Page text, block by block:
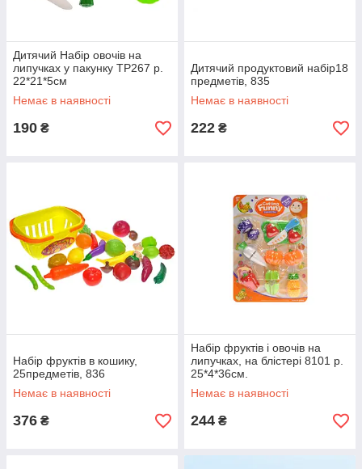
Дитячий Набір овочів на
липучках у пакунку TP267 р.
22*21*5см
Немає в наявності
190 ₴
Дитячий продуктовий набір18
предметів, 835
Немає в наявності
222 ₴
Набір фруктів в кошику,
25предметів, 836
Немає в наявності
376 ₴
Набір фруктів і овочів на
липучках, на блістері 8101 р.
25*4*36см.
Немає в наявності
244 ₴